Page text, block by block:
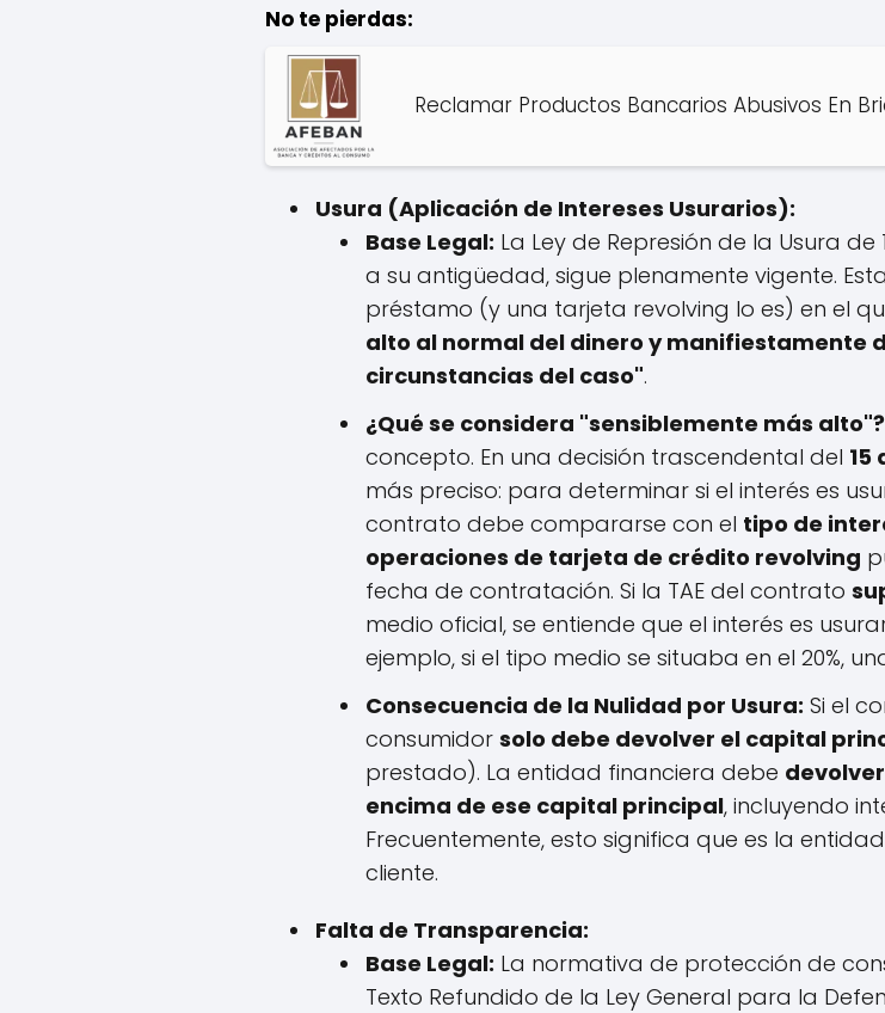
No te pierdas:
Reclamar Productos Bancarios Abusivos En
Usura (Aplicación de Intereses Usurarios):
Base Legal: La Ley de Represión de la Usura
a su antigüedad, sigue plenamente vigente.
préstamo (y una tarjeta revolving lo es) en el
alto al normal del dinero y manifiestamente
circunstancias del caso".
¿Qué se considera "sensiblemente más alto"?
concepto. En una decisión trascendental del 15
más preciso: para determinar si el interés es
contrato debe compararse con el tipo de
operaciones de tarjeta de crédito revolving
fecha de contratación. Si la TAE del contrato
medio oficial, se entiende que el interés es
ejemplo, si el tipo medio se situaba en el 20%,
Consecuencia de la Nulidad por Usura: Si el
consumidor solo debe devolver el capital
prestado). La entidad financiera debe
encima de ese capital principal, incluyendo
Frecuentemente, esto significa que es la
cliente.
Falta de Transparencia:
Base Legal: La normativa de protección de
Texto Refundido de la Ley General para la